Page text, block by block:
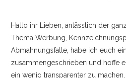
Hallo ihr Lieben, anlässlich der
Thema Werbung,
Abmahnungsfalle, habe ich euch
zusammengeschrieben und hoffe
ein wenig transparenter zu